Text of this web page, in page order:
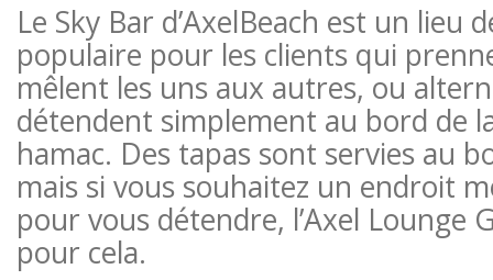
Le Sky Bar d’AxelBeach est un lieu
populaire pour les clients qui
mêlent les uns aux autres, ou
détendent simplement au bord de
hamac. Des tapas sont servies au
mais si vous souhaitez un endroit
pour vous détendre, l’Axel Lounge
pour cela.